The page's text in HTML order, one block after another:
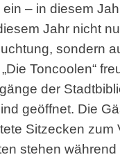
ein – in diesem
Jahr nicht
sondern
Toncoolen“
der
geöffnet. Die
Sitzecken
stehen